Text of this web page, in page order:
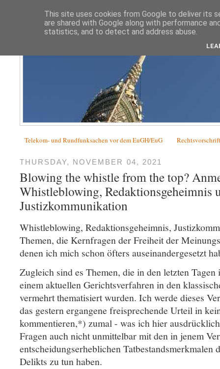
Telekom- und Rundfunksachen vor dem EuGH/EuG
THURSDAY, NOVEMBER 04, 2021
Blowing the whistle from the top?
Whistleblowing, Redaktionsgeheimnis
Justizkommunikation
Whistleblowing, Redaktionsgeheimnis,
Themen, die Kernfragen der Freiheit der
denen ich mich schon öfters auseinandergesetzt
Zugleich sind es Themen, die in den letzten
einem aktuellen Gerichtsverfahren in den
vermehrt thematisiert wurden. Ich werde dieses
das gestern ergangene freisprechende Urteil in
kommentieren,*) zumal - was ich hier
Fragen auch nicht unmittelbar mit den in jenem
entscheidungserheblichen Tatbestandsmerkmalen
Delikts zu tun haben.
This site uses cookies from Google to deliver its
are shared with Google along with performance
statistics, and to detect and address abuse.